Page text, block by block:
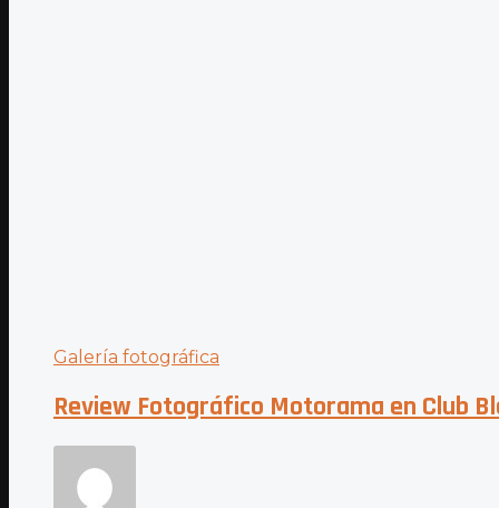
Galería fotográfica
Review Fotográfico Motorama en Club